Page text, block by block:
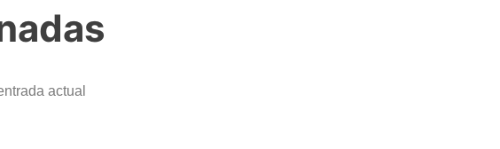
actual